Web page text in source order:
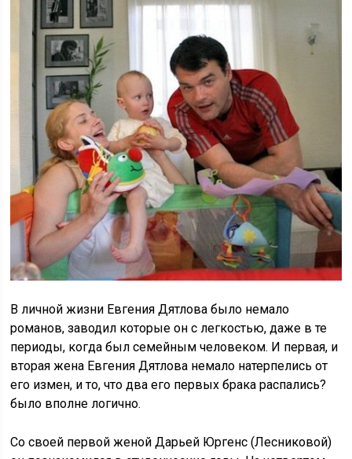
В личной жизни Евгения Дятлова было немало
романов, заводил которые он с легкостью, даже в те
периоды, когда был семейным человеком. И первая, и
вторая жена Евгения Дятлова немало натерпелись от
его измен, и то, что два его первых брака распались?
было вполне логично.
Со своей первой женой Дарьей Юргенс (Лесниковой)